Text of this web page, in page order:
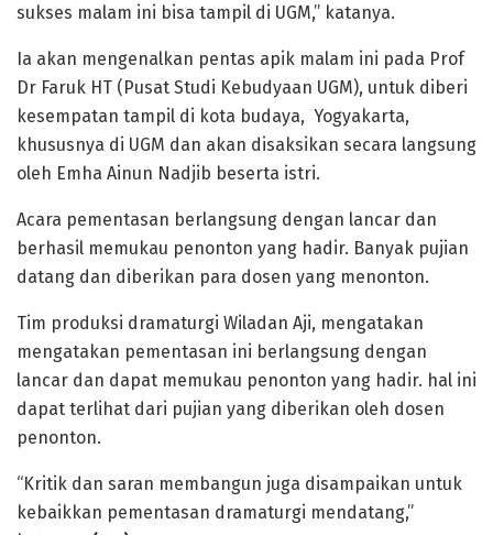
sukses malam ini bisa tampil di UGM,” katanya.
Ia akan mengenalkan pentas apik malam ini pada Prof
Dr Faruk HT (Pusat Studi Kebudyaan UGM), untuk diberi
kesempatan tampil di kota budaya, Yogyakarta,
khususnya di UGM dan akan disaksikan secara langsung
oleh Emha Ainun Nadjib beserta istri.
Acara pementasan berlangsung dengan lancar dan
berhasil memukau penonton yang hadir. Banyak pujian
datang dan diberikan para dosen yang menonton.
Tim produksi dramaturgi Wiladan Aji, mengatakan
mengatakan pementasan ini berlangsung dengan
lancar dan dapat memukau penonton yang hadir. hal ini
dapat terlihat dari pujian yang diberikan oleh dosen
penonton.
“Kritik dan saran membangun juga disampaikan untuk
kebaikkan pementasan dramaturgi mendatang,”